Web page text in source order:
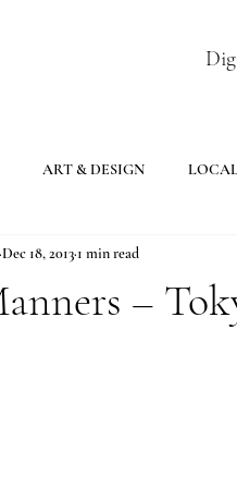
ART & DESIGN
–
Dec 18, 2013 1 min read